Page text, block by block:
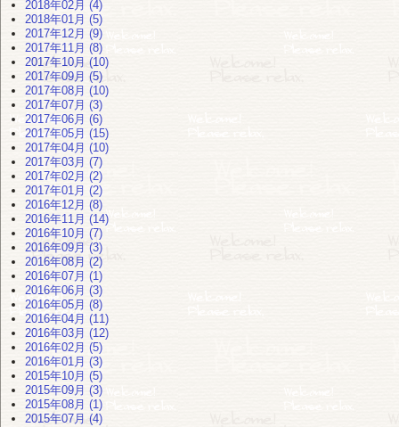
2018年02月 (4)
2018年01月 (5)
2017年12月 (9)
2017年11月 (8)
2017年10月 (10)
2017年09月 (5)
2017年08月 (10)
2017年07月 (3)
2017年06月 (6)
2017年05月 (15)
2017年04月 (10)
2017年03月 (7)
2017年02月 (2)
2017年01月 (2)
2016年12月 (8)
2016年11月 (14)
2016年10月 (7)
2016年09月 (3)
2016年08月 (2)
2016年07月 (1)
2016年06月 (3)
2016年05月 (8)
2016年04月 (11)
2016年03月 (12)
2016年02月 (5)
2016年01月 (3)
2015年10月 (5)
2015年09月 (3)
2015年08月 (1)
2015年07月 (4)